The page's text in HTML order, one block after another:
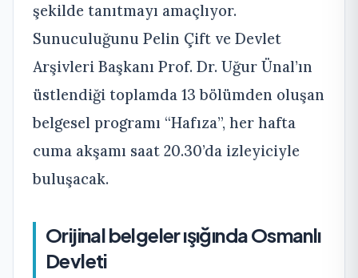
şekilde tanıtmayı amaçlıyor.
Sunuculuğunu Pelin Çift ve Devlet
Arşivleri Başkanı Prof. Dr. Uğur Ünal’ın
üstlendiği toplamda 13 bölümden oluşan
belgesel programı “Hafıza”, her hafta
cuma akşamı saat 20.30’da izleyiciyle
buluşacak.
Orijinal belgeler ışığında Osmanlı
Devleti